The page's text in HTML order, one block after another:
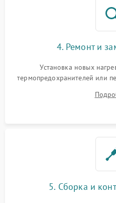
4. Ремонт и
Установка новых
термопредохранителей или
выгоревших реле,
5. Сборка и